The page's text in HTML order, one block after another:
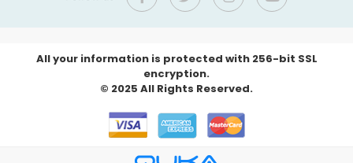
All your information is protected with 256-bit SSL
encryption.
© 2025 All Rights Reserved.